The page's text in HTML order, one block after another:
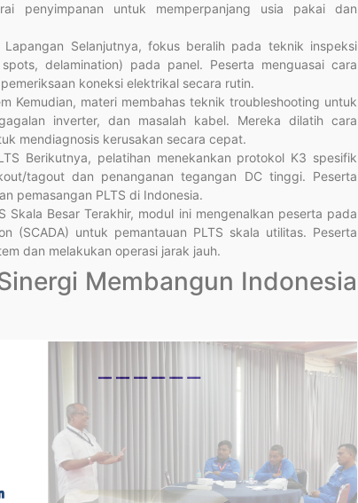
penyimpanan untuk memperpanjang usia pakai dan
Selanjutnya, fokus beralih pada teknik inspeksi
delamination) pada panel. Peserta menguasai cara
koneksi elektrikal secara rutin.
Kemudian, materi membahas teknik troubleshooting untuk
inverter, dan masalah kabel. Mereka dilatih cara
mendiagnosis kerusakan secara cepat.
Berikutnya, pelatihan menekankan protokol K3 spesifik
tagout dan penanganan tegangan DC tinggi. Peserta
pemasangan PLTS di Indonesia.
Skala Besar Terakhir, modul ini mengenalkan peserta pada
(SCADA) untuk pemantauan PLTS skala utilitas. Peserta
dan melakukan operasi jarak jauh.
Membangun Indonesia